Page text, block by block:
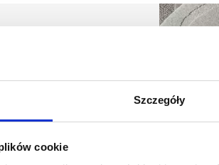
Szczegóły
cookie
duet architektów,
, znana z tworzenia
(reliefów), oraz